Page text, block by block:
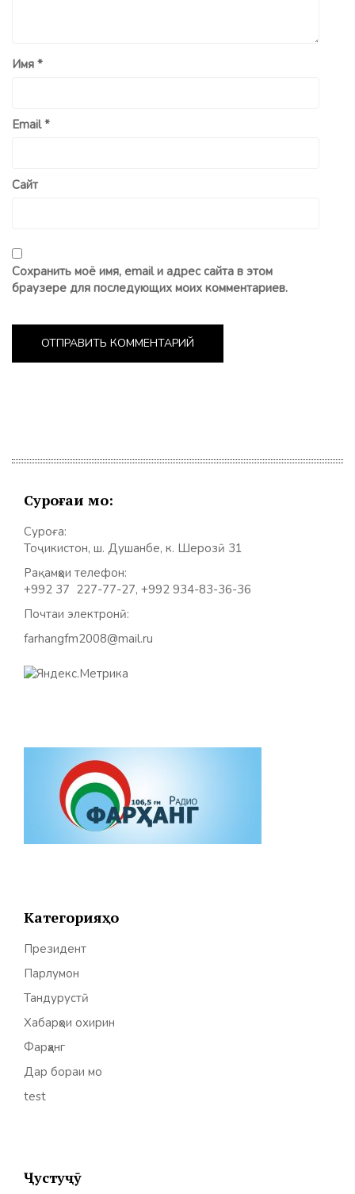
Имя *
Email*
Сайт
Сохранить моё имя, email и адрес сайта в этом
браузере для последующих моих комментариев.
Суроғаи мо:
Суроға:
Тоҷикистон, ш. Душанбе, к. Шерозӣ 31
Рақамҳои телефон:
+992 37 227-77-27, +992 934-83-36-36
Почтаи электронӣ:
farhangfm2008@mail.ru
Категорияҳо
Президент
Парлумон
Тандурустӣ
Хабарҳои охирин
Фарҳанг
Дар бораи мо
test
Ҷустуҷӯ